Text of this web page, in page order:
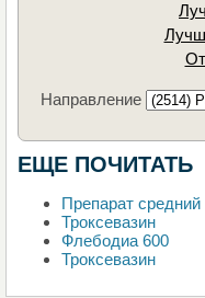
Направление
ЕЩЕ ПОЧИТАТЬ
Препарат средний
Троксевазин
Флебодиа 600
Троксевазин